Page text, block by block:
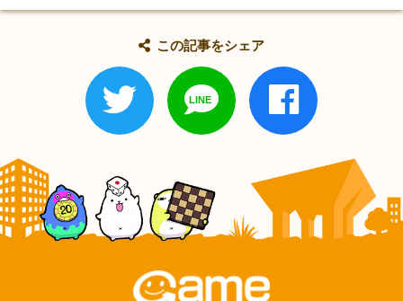
この記事をシェア